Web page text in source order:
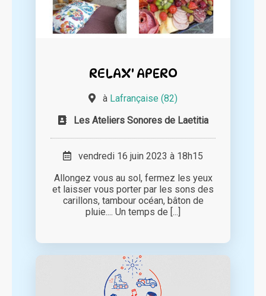
RELAX' APERO
à Lafrançaise (82)
Les Ateliers Sonores de Laetitia
vendredi 16 juin 2023 à 18h15
Allongez vous au sol, fermez les yeux
et laisser vous porter par les sons des
carillons, tambour océan, bâton de
pluie.... Un temps de [...]